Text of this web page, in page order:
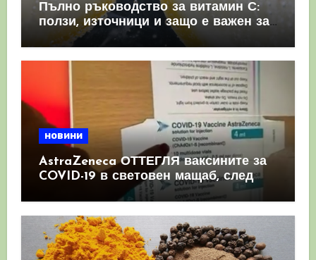
Пълно ръководство за витамин С:
ползи, източници и защо е важен за
имунната система
новини
AstraZeneca ОТТЕГЛЯ ваксините за
COVID-19 в световен мащаб, след
като призна, че те причиняват